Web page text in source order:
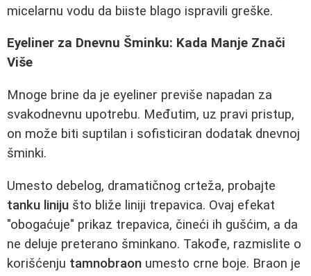
micelarnu vodu da biiste blago ispravili greške.
Eyeliner za Dnevnu Šminku: Kada Manje Znači
Više
Mnoge brine da je eyeliner previše napadan za
svakodnevnu upotrebu. Međutim, uz pravi pristup,
on može biti suptilan i sofisticiran dodatak dnevnoj
šminki.
Umesto debelog, dramatičnog crteža, probajte
tanku liniju što bliže liniji trepavica. Ovaj efekat
"obogaćuje" prikaz trepavica, čineći ih gušćim, a da
ne deluje preterano šminkano. Takođe, razmislite o
korišćenju tamnobraon umesto crne boje. Braon je